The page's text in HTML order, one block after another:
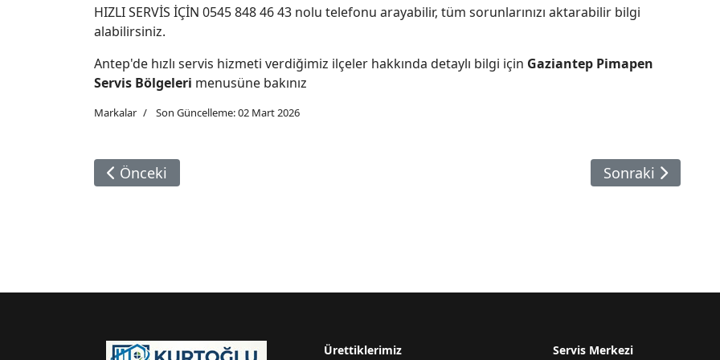
HIZLI SERVİS İÇİN 0545 848 46 43 nolu telefonu arayabilir, tüm sorunlarınızı aktarabilir bilgi
alabilirsiniz.
Antep'de hızlı servis hizmeti verdiğimiz ilçeler hakkında detaylı bilgi için Gaziantep Pimapen
Servis Bölgeleri menusüne bakınız
Markalar Son Güncelleme: 02 Mart 2026
Önceki Makale: Deceuninck Tamiri
Önceki Sonraki Makale:
Sonraki
Ürettiklerimiz Servis Merkezi